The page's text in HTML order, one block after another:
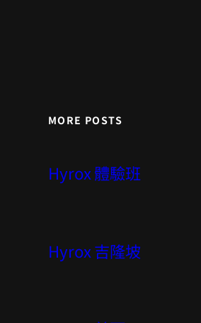
MORE POSTS
Hyrox 體驗班
Hyrox 吉隆坡